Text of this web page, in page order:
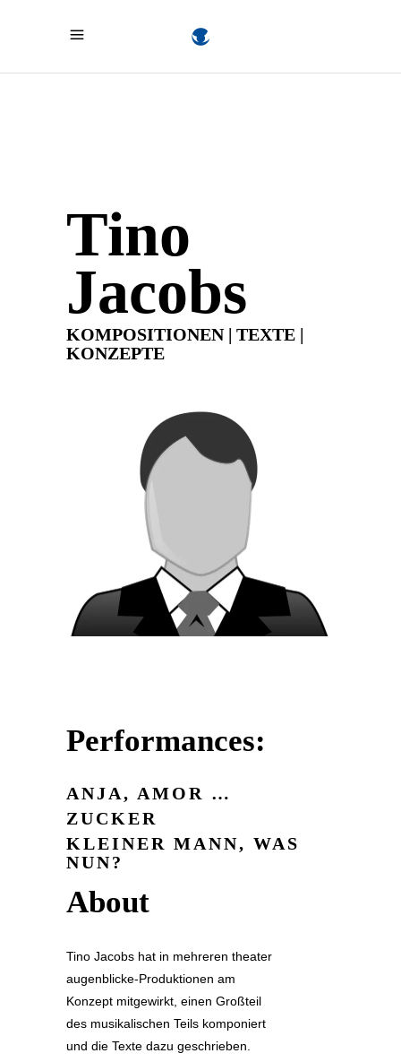
Tino
Jacobs
KOMPOSITIONEN | TEXTE |
KONZEPTE
Performances:
ANJA, AMOR …
ZUCKER
KLEINER MANN, WAS
NUN?
About
Tino Jacobs hat in mehreren theater
augenblicke-Produktionen am
Konzept mitgewirkt, einen Großteil
des musikalischen Teils komponiert
und die Texte dazu geschrieben.